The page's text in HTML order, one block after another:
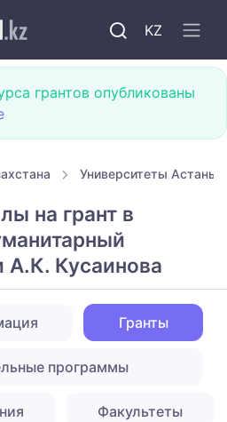
KZ
грантов опубликованы
Университеты Астаны
на грант в
А.К. Кусаинова
Гранты
программы
Факультеты